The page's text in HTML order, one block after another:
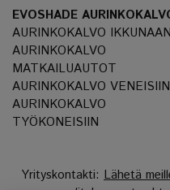
EVOSHADE
AURINKOKALVO IKKUNAAN
AURINKOKALVO
MATKAILUAUTOT
AURINKOKALVO VENEISIIN
AURINKOKALVO
TYÖKONEISIIN
Yrityskontakti: Lähetä